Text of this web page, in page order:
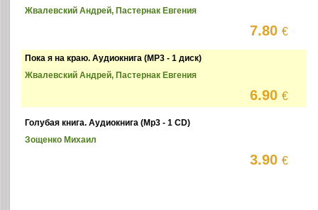
Жвалевский Андрей, Пастернак Евгения
7.80€
Пока я на краю. Аудиокнига (MP3 - 1 диск)
Жвалевский Андрей, Пастернак Евгения
6.90€
Голубая книга. Аудиокнига (Mp3 - 1 CD)
Зощенко Михаил
3.90€